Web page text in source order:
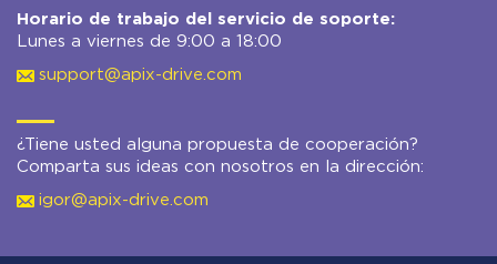
Horario de trabajo del servicio de soporte:
Lunes a viernes de 9:00 a 18:00
support@apix-drive.com
¿Tiene usted alguna propuesta de cooperación?
Comparta sus ideas con nosotros en la dirección:
igor@apix-drive.com